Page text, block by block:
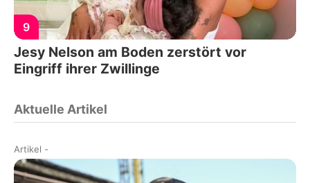
9
Jesy Nelson am Boden zerstört vor
Eingriff ihrer Zwillinge
Aktuelle Artikel
Artikel -